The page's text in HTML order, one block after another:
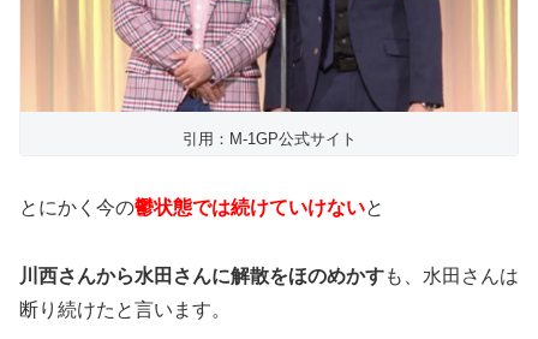
引用：M-1GP公式サイト
とにかく今の鬱状態では続けていけないと
川西さんから水田さんに解散をほのめかすも、水田さんは
断り続けたと言います。